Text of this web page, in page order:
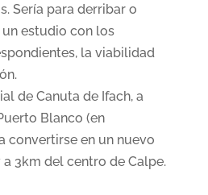
Sería para derribar o
estudio con los
la viabilidad
de Canuta de Ifach, a
Blanco (en
convertirse en un nuevo
3km del centro de Calpe.